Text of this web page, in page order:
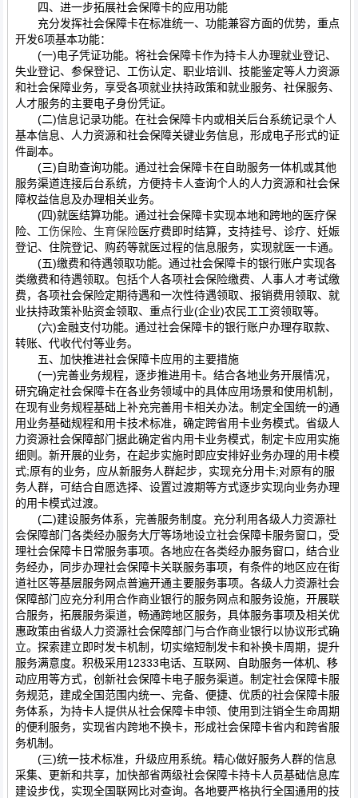
四、进一步拓展社会保障卡的应用功能
充分发挥社会保障卡在标准统一、功能兼容方面的优势，重点
开发6项基本功能：
(一)电子凭证功能。将社会保障卡作为持卡人办理就业登记、
失业登记、参保登记、工伤认定、职业培训、技能鉴定等人力资源
和社会保障业务，享受各项就业扶持政策和就业服务、社保服务、
人才服务的主要电子身份凭证。
(二)信息记录功能。在社会保障卡内或相关后台系统记录个人
基本信息、人力资源和社会保障关键业务信息，形成电子形式的证
件副本。
(三)自助查询功能。通过社会保障卡在自助服务一体机或其他
服务渠道连接后台系统，方便持卡人查询个人的人力资源和社会保
障权益信息及办理相关业务。
(四)就医结算功能。通过社会保障卡实现本地和跨地的医疗保
险、 工伤保险、 生育保险医疗费即时结算，支持挂号、诊疗、妊娠
登记、住院登记、购药等就医过程的信息服务，实现就医一卡通。
(五)缴费和待遇领取功能。通过社会保障卡的银行账户实现各
类缴费和待遇领取。包括个人各项社会保险缴费、人事人才考试缴
费，各项社会保险定期待遇和一次性待遇领取、报销费用领取、就
业扶持政策补贴资金领取、重点行业(企业)农民工工资领取等。
(六)金融支付功能。通过社会保障卡的银行账户办理存取款、
转账、代收代付等业务。
五、加快推进社会保障卡应用的主要措施
(一)完善业务规程，逐步推进用卡。结合各地业务开展情况，
研究确定社会保障卡在各业务领域中的具体应用场景和使用机制，
在现有业务规程基础上补充完善用卡相关办法。制定全国统一的通
用业务基础规程和用卡技术标准，确定跨省用卡业务模式。省级人
力资源社会保障部门据此确定省内用卡业务模式，制定卡应用实施
细则。新开展的业务，在起步实施时即应安排好业务办理的用卡模
式;原有的业务，应从新服务人群起步，实现充分用卡;对原有的服
务人群，可结合自愿选择、设置过渡期等方式逐步实现向业务办理
的用卡模式过渡。
(二)建设服务体系，完善服务制度。充分利用各级人力资源社
会保障部门各类经办服务大厅等场地设立社会保障卡服务窗口，受
理社会保障卡日常服务事项。各地应在各类经办服务窗口，结合业
务经办，同步办理社会保障卡关联服务事项，有条件的地区应在街
道社区等基层服务网点普遍开通主要服务事项。各级人力资源社会
保障部门应充分利用合作商业银行的服务网点和服务设施，开展联
合服务，拓展服务渠道，畅通跨地区服务，具体服务事项及相关优
惠政策由省级人力资源社会保障部门与合作商业银行以协议形式确
立。探索建立即时发卡机制，切实缩短制发卡和补换卡周期，提升
服务满意度。积极采用12333电话、互联网、自助服务一体机、移
动应用等方式，创新社会保障卡电子服务渠道。制定社会保障卡服
务规范，建成全国范围内统一、完备、便捷、优质的社会保障卡服
务体系，为持卡人提供从社会保障卡申领、使用到注销全生命周期
的便利服务，实现省内跨地不换卡，形成社会保障卡省内和跨省服
务机制。
(三)统一技术标准，升级应用系统。精心做好服务人群的信息
采集、更新和共享，加快部省两级社会保障卡持卡人员基础信息库
建设步伐，实现全国联网比对查询。各地要严格执行全国通用的技